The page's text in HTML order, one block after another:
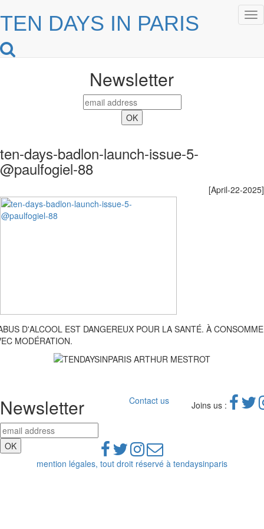
TEN DAYS IN PARIS
Newsletter
ten-days-badlon-launch-issue-5-
@paulfogiel-88
[April-22-2025]
D'ALCOOL EST DANGEREUX POUR LA SANTÉ. À
MODÉRATION.
Newsletter Contact us Joins us :
mention légales, tout droit réservé à tendaysinparis